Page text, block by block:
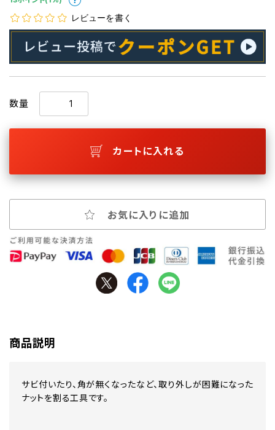
レビューを書く
数量
カートに入れる
お気に入りに追加
商品説明
サビ付いたり、角が無くなったなど、取り外しが困難になった
ナットを割る工具です。